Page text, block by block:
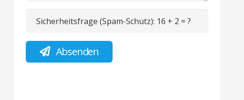
Sicherheitsfrage (Spam-Schutz): 16 + 2 = ?
Absenden